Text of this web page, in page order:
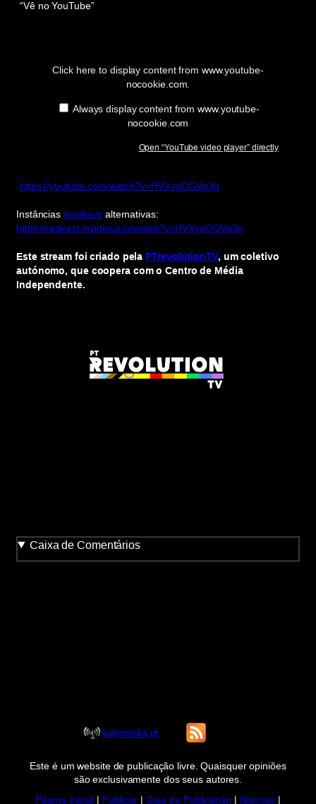
“Vê no YouTube”
Click here to display content from www.youtube-
nocookie.com.
Always display content from www.youtube-
nocookie.com
Open “YouTube video player” directly
https://youtube.com/watch?v=HVXvgOGVp3g
Instâncias Invidious alternativas:
https://redirect.invidious.io/watch?v=HVXvgOGVp3g
Este stream foi criado pela PTrevolutionTV, um coletivo
autónomo, que coopera com o Centro de Média
Independente.
Caixa de Comentários
indymedia.pt
Este é um website de publicação livre. Quaisquer opiniões
são exclusivamente dos seus autores.
Página Inicial
Publicar| Guia de Publicação| Notícias|